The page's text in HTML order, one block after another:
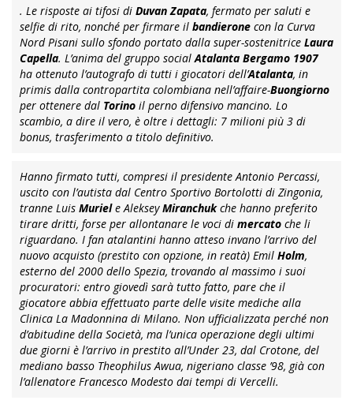
. Le risposte ai tifosi di Duvan Zapata, fermato per saluti e
selfie di rito, nonché per firmare il bandierone con la Curva
Nord Pisani sullo sfondo portato dalla super-sostenitrice Laura
Capella. L’anima del gruppo socialAtalanta Bergamo 1907
ha ottenuto l’autografo di tutti i giocatori dell’Atalanta, in
primis dalla contropartita colombiana nell’affaire-Buongiorno
per ottenere dal Torino il perno difensivo mancino. Lo
scambio, a dire il vero, è oltre i dettagli: 7 milioni più 3 di
bonus, trasferimento a titolo definitivo.
Hanno firmato tutti, compresi il presidente Antonio Percassi,
uscito con l’autista dal Centro Sportivo Bortolotti di Zingonia,
tranne Luis Muriele AlekseyMiranchukche hanno preferito
tirare dritti, forse per allontanare le voci di mercato che li
riguardano. I fan atalantini hanno atteso invano l’arrivo del
nuovo acquisto (prestito con opzione, in reatà) Emil Holm,
esterno del 2000 dello Spezia, trovando al massimo i suoi
procuratori: entro giovedì sarà tutto fatto, pare che il
giocatore abbia effettuato parte delle visite mediche alla
Clinica La Madonnina di Milano. Non ufficializzata perché non
d’abitudine della Società, ma l’unica operazione degli ultimi
due giorni è l’arrivo in prestito all’Under 23, dal Crotone, del
mediano basso Theophilus Awua, nigeriano classe ’98, già con
l’allenatore Francesco Modesto dai tempi di Vercelli.